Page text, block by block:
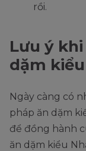
rồi.
Lưu ý
dặm
Ngày càng có
pháp ăn dặm
để đồng hành
ăn dặm kiểu